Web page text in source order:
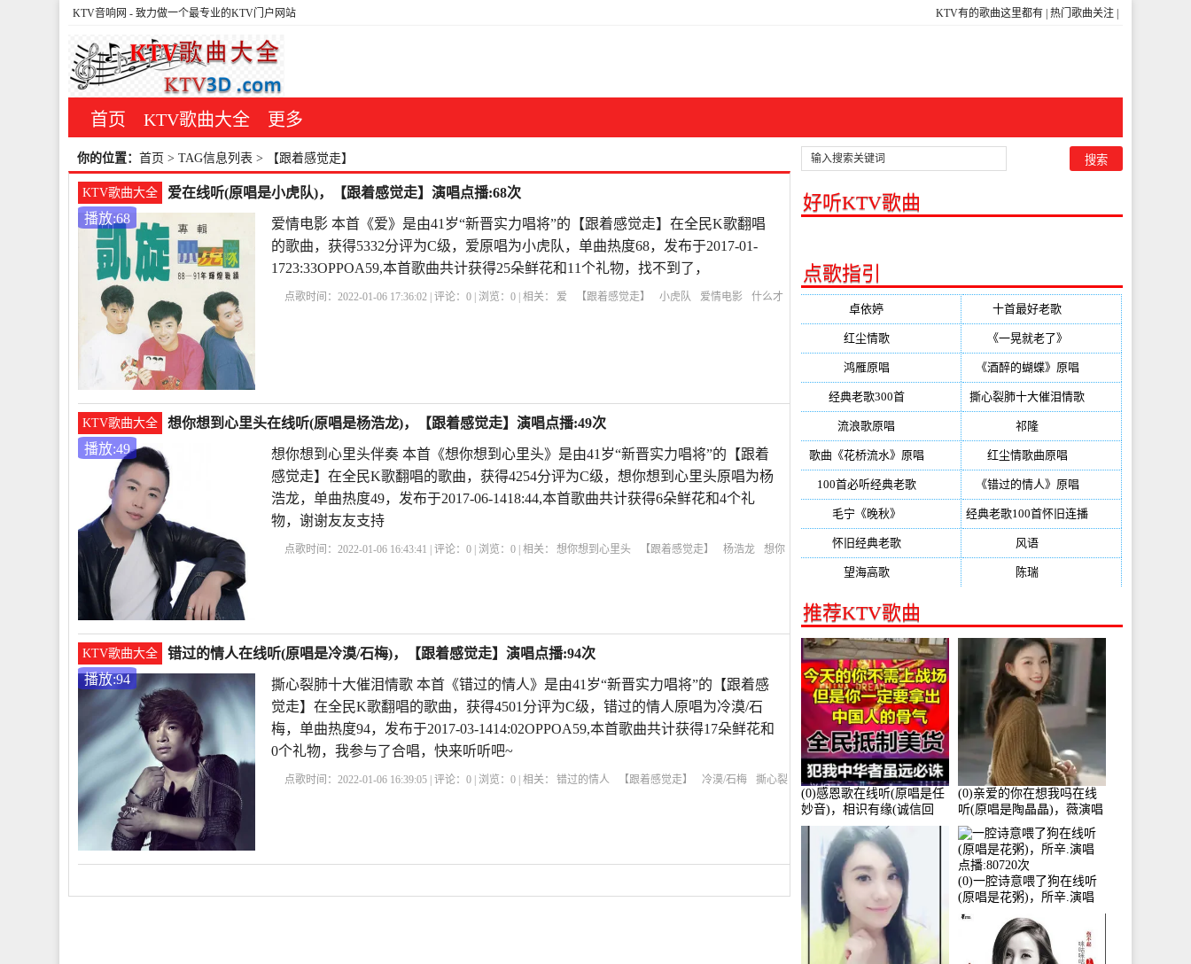
KTV有的歌曲这里都有 热门歌曲关注
KTV音响网 - 致力做一个最专业的KTV门户网站
首页 KTV歌曲大全 更多
你的位置： 首页 > TAG信息列表 > 【跟着感觉走】
KTV歌曲大全
爱在线听(原唱是小虎队)，【跟着感觉走】演唱点播:68次
播放:68
爱情电影 本首《爱》是由41岁“新晋实力唱将”的【跟着感觉走】在全民K歌翻唱
的歌曲，获得5332分评为C级，爱原唱为小虎队，单曲热度68，发布于2017-01-
1723:33OPPOA59,本首歌曲共计获得25朵鲜花和11个礼物，找不到了，
点歌时间：2022-01-06 17:36:02 | 评论：0 | 浏览：0 | 相关： 爱 【跟着感觉走】 小虎队 爱情电影
什么才
KTV歌曲大全
想你想到心里头在线听(原唱是杨浩龙)，【跟着感觉走】演唱点播:49次
播放:49
想你想到心里头伴奏 本首《想你想到心里头》是由41岁“新晋实力唱将”的【跟着
感觉走】在全民K歌翻唱的歌曲，获得4254分评为C级，想你想到心里头原唱为杨
浩龙，单曲热度49，发布于2017-06-1418:44,本首歌曲共计获得6朵鲜花和4个礼
物，谢谢友友支持
点歌时间：2022-01-06 16:43:41 | 评论：0 | 浏览：0 | 相关： 想你想到心里头 【跟着感觉走】 杨浩龙
想你
KTV歌曲大全
错过的情人在线听(原唱是冷漠/石梅)，【跟着感觉走】演唱点播:94次
播放:94
撕心裂肺十大催泪情歌 本首《错过的情人》是由41岁“新晋实力唱将”的【跟着感
觉走】在全民K歌翻唱的歌曲，获得4501分评为C级，错过的情人原唱为冷漠/石
梅，单曲热度94，发布于2017-03-1414:02OPPOA59,本首歌曲共计获得17朵鲜花和
0个礼物，我参与了合唱，快来听听吧~
点歌时间：2022-01-06 16:39:05 | 评论：0 | 浏览：0 | 相关： 错过的情人 【跟着感觉走】 冷漠/石梅
撕心裂
好听KTV歌曲
点歌指引
卓依婷 十首最好老歌
红尘情歌(296) 《一晃就老了》
鸿雁原唱 《酒醉的蝴蝶》原唱
经典老歌300首(203) 撕心裂肺十大催泪情歌
流浪歌原唱 祁隆
歌曲《花桥流水》原唱 红尘情歌曲原唱
100首必听经典老歌(150) 《错过的情人》原唱
毛宁《晚秋》 经典老歌100首怀旧连播
怀旧经典老歌(133) 风语
望海高歌(131) 陈瑞
推荐KTV歌曲
(0)感恩歌在线听(原唱是任
妙音)，相识有缘(诚信回
访)演唱点播:161288次
(0)亲爱的你在想我吗在线
听(原唱是陶晶晶)，薇演唱
点播:159722次
(0)一腔诗意喂了狗在线听
(原唱是花粥)，所辛.演唱
点播:80720次